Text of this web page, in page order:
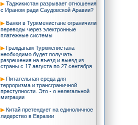
Таджикистан разрывает отношения
с Ираном ради Саудовской Аравии?
Банки в Туркменистане ограничили
переводы через электронные
платежные системы
Гражданам Туркменистана
необходимо будет получать
разрешения на въезд и выезд из
страны с 17 августа по 27 сентября
Питательная среда для
терроризма и трансграничной
преступности. Это - о нелегальной
миграции
Китай претендует на единоличное
лидерство в Евразии